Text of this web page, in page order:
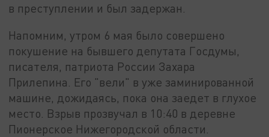
в преступлении и был задержан.
Напомним, утром 6 мая было совершено
покушение на бывшего депутата Госдумы,
писателя, патриота России Захара
Прилепина. Его "вели" в уже заминированной
машине, дожидаясь, пока она заедет в глухое
место. Взрыв прозвучал в 10:40 в деревне
Пионерское Нижегородской области.